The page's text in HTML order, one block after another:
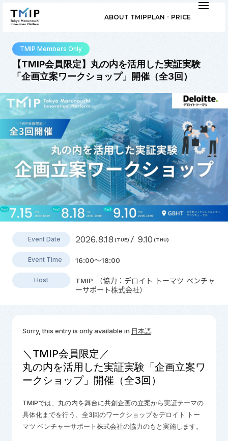
ABOUT TMIPPLAN ･ PRICE
TMIP Members Only
【TMIP会員限定】丸の内を活用した実証実験
「企画立案ワークショップ」開催（全3回）
Event Date 2026.8.18 (TUE) / 9.10 (THU)
Event Time 16:00～18:00
Host
TMIP （協力：デロイト トーマツ ベンチャ
ーサポート株式会社）
Sorry, this entry is only available in 日本語.
＼TMIP会員限定／
丸の内を活用した実証実験「企画立案ワ
ークショップ」開催（全3回）
TMIPでは、丸の内を舞台に共創企画の立案から実証テーマの
具体化までを行う、全3回のワークショップをデロイト トー
マツ ベンチャーサポート株式会社の協力のもと実施します。